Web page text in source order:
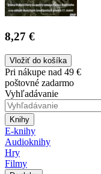
8,27 €
Vložiť do košíka
Pri nákupe nad 49 €
poštovné zadarmo
Vyhľadávanie
Knihy
E-knihy
Audioknihy
Hry
Filmy